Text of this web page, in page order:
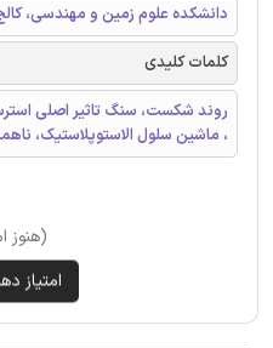
دانشکده علوم زمین و مهندسی،
کلمات کلیدی
، ماشین سلول الاستوپلاستیک،
(هنوز